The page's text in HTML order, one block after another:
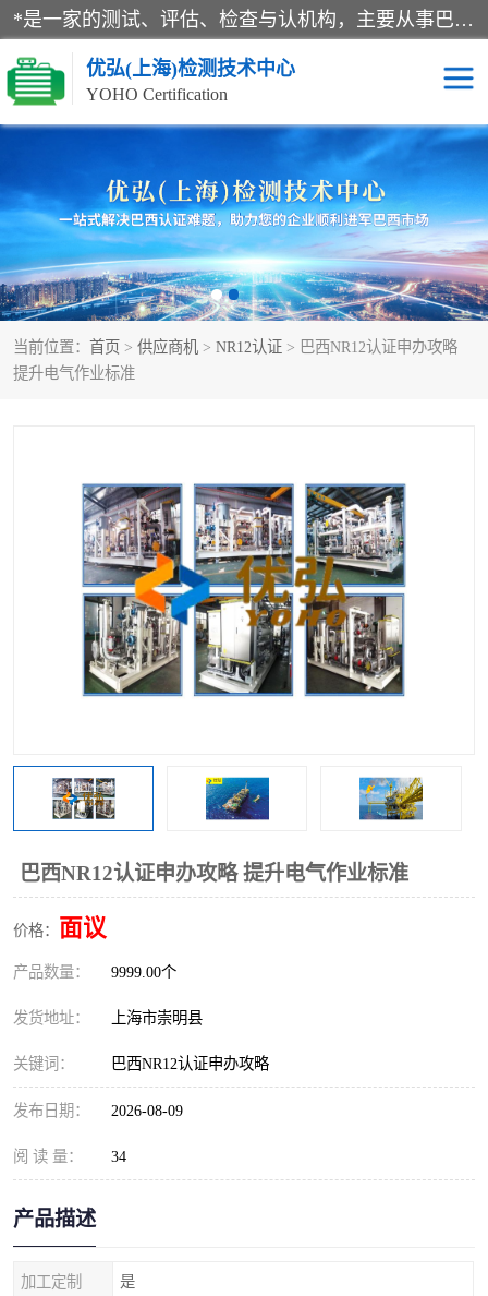
*是一家的测试、评估、检查与认机构，主要从事巴西NR10认证、NR12认证、NR13认证；ANATEL认证、INMTRO认证，欧盟CE认证：MD认证，PED认证，MID认证，ATEX认证，德国蓝色天使认证。
优弘(上海)检测技术中心
YOHO Certification
当前位置： 首页 > 供应商机 > NR12认证 > 巴西NR12认证申办攻略
提升电气作业标准
巴西NR12认证申办攻略 提升电气作业标准
价格： 面议
产品数量： 9999.00个
发货地址： 上海市崇明县
关键词： 巴西NR12认证申办攻略
发布日期： 2026-08-09
阅 读 量： 34
产品描述
加工定制 是
RECYCLASS认证 NR10认证
NR12认证 NR13认证
ART认证 巴西NR认证
巴西认证 RETIE认证